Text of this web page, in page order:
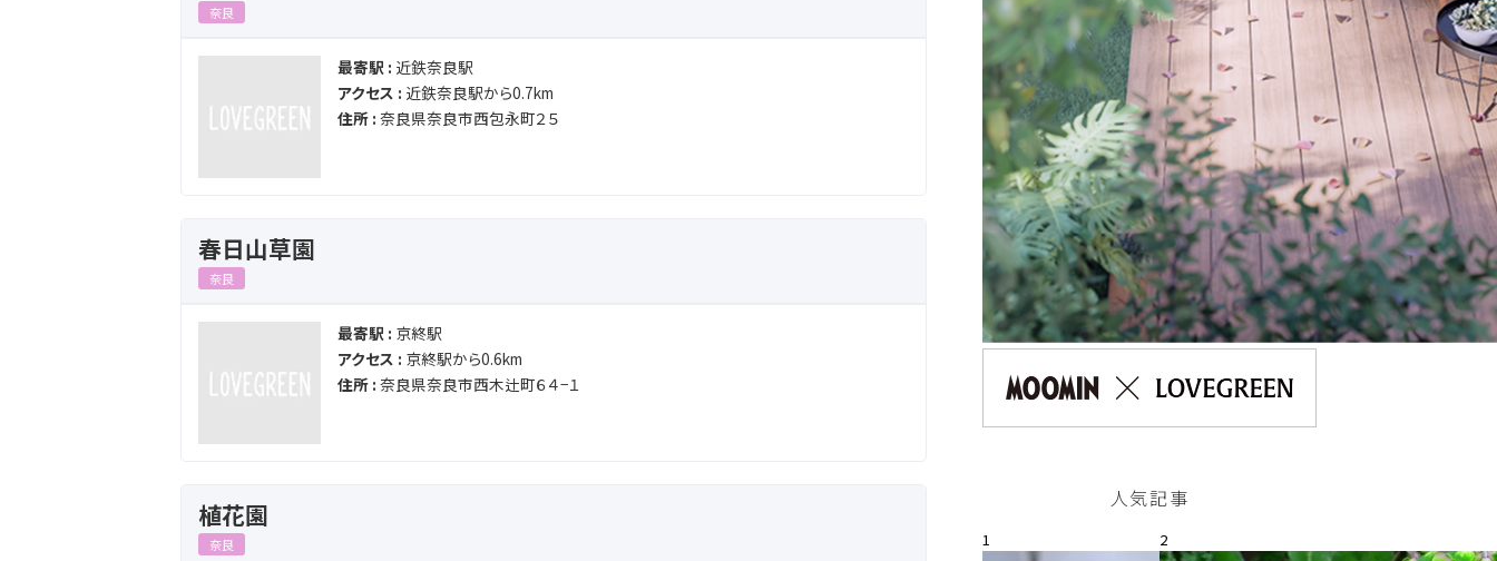
奈良
最寄駅 : 近鉄奈良駅
アクセス : 近鉄奈良駅から0.7km
住所 : 奈良県奈良市西包永町２５
春日山草園
奈良
最寄駅 : 京終駅
アクセス : 京終駅から0.6km
住所 : 奈良県奈良市西木辻町６４−１
植花園
奈良
人気記事
1 2